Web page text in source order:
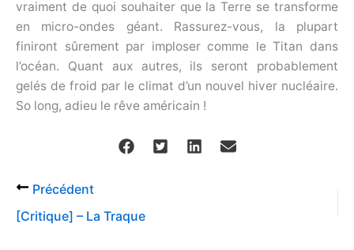
vraiment de quoi souhaiter que la Terre se transforme
en micro-ondes géant. Rassurez-vous, la plupart
finiront sûrement par imploser comme le Titan dans
l’océan. Quant aux autres, ils seront probablement
gelés de froid par le climat d’un nouvel hiver nucléaire.
So long, adieu le rêve américain !
Précédent
[Critique] – La Traque